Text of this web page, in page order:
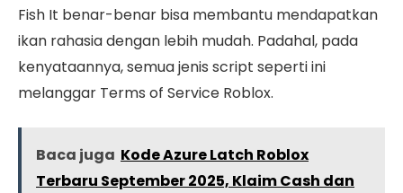
Fish It benar-benar bisa membantu mendapatkan
ikan rahasia dengan lebih mudah. Padahal, pada
kenyataannya, semua jenis script seperti ini
melanggar Terms of Service Roblox.
Baca juga Kode Azure Latch Roblox
Terbaru September 2025, Klaim Cash dan